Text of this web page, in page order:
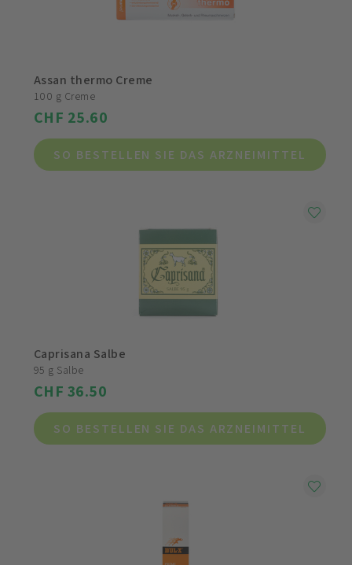
Assan thermo Creme
100 g Creme
CHF 25.60
SO BESTELLEN SIE DAS ARZNEIMITTEL
Caprisana Salbe
95 g Salbe
CHF 36.50
SO BESTELLEN SIE DAS ARZNEIMITTEL